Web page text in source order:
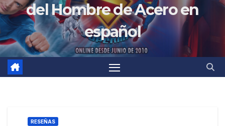
del Hombre de Acero en
español
RESEÑAS